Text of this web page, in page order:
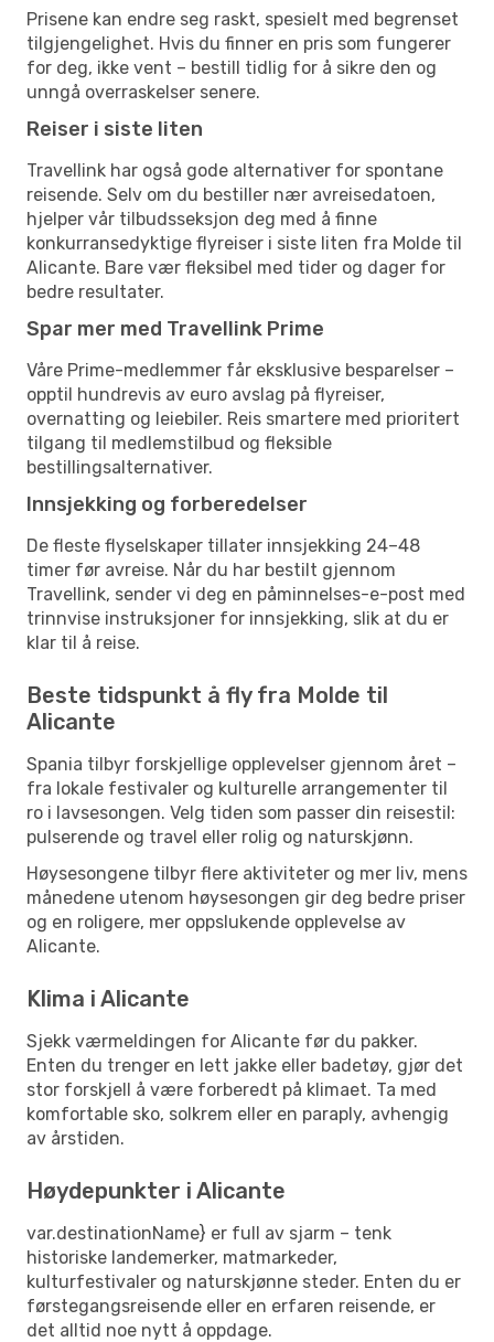
Prisene kan endre seg raskt, spesielt med begrenset
tilgjengelighet. Hvis du finner en pris som fungerer
for deg, ikke vent – bestill tidlig for å sikre den og
unngå overraskelser senere.
Reiser i siste liten
Travellink har også gode alternativer for spontane
reisende. Selv om du bestiller nær avreisedatoen,
hjelper vår tilbudsseksjon deg med å finne
konkurransedyktige flyreiser i siste liten fra Molde til
Alicante. Bare vær fleksibel med tider og dager for
bedre resultater.
Spar mer med Travellink Prime
Våre Prime-medlemmer får eksklusive besparelser –
opptil hundrevis av euro avslag på flyreiser,
overnatting og leiebiler. Reis smartere med prioritert
tilgang til medlemstilbud og fleksible
bestillingsalternativer.
Innsjekking og forberedelser
De fleste flyselskaper tillater innsjekking 24–48
timer før avreise. Når du har bestilt gjennom
Travellink, sender vi deg en påminnelses-e-post med
trinnvise instruksjoner for innsjekking, slik at du er
klar til å reise.
Beste tidspunkt å fly fra Molde til
Alicante
Spania tilbyr forskjellige opplevelser gjennom året –
fra lokale festivaler og kulturelle arrangementer til
ro i lavsesongen. Velg tiden som passer din reisestil:
pulserende og travel eller rolig og naturskjønn.
Høysesongene tilbyr flere aktiviteter og mer liv, mens
månedene utenom høysesongen gir deg bedre priser
og en roligere, mer oppslukende opplevelse av
Alicante.
Klima i Alicante
Sjekk værmeldingen for Alicante før du pakker.
Enten du trenger en lett jakke eller badetøy, gjør det
stor forskjell å være forberedt på klimaet. Ta med
komfortable sko, solkrem eller en paraply, avhengig
av årstiden.
Høydepunkter i Alicante
var.destinationName} er full av sjarm – tenk
historiske landemerker, matmarkeder,
kulturfestivaler og naturskjønne steder. Enten du er
førstegangsreisende eller en erfaren reisende, er
det alltid noe nytt å oppdage.